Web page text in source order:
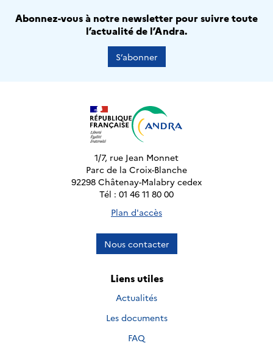
Abonnez-vous à notre newsletter pour suivre toute
l’actualité de l’Andra.
S’abonner
1/7, rue Jean Monnet
Parc de la Croix-Blanche
92298 Châtenay-Malabry cedex
Tél : 01 46 11 80 00
Plan d'accès
Nous contacter
Liens utiles
Actualités
Les documents
FAQ